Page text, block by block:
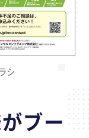
シ
ブー